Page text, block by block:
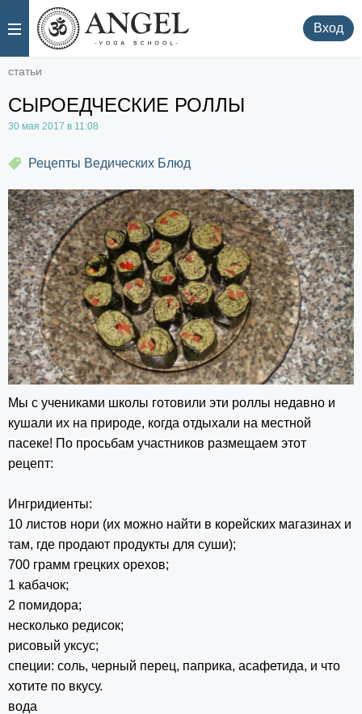
. Вход
статьи
СЫРОЕДЧЕСКИЕ РОЛЛЫ
30 мая 2017 в 11:08
Рецепты Ведических Блюд
Мы с учениками школы готовили эти роллы недавно и
кушали их на природе, когда отдыхали на местной
пасеке! По просьбам участников размещаем этот
рецепт:
Ингридиенты:
10 листов нори (их можно найти в корейских магазинах и
там, где продают продукты для суши);
700 грамм грецких орехов;
1 кабачок;
2 помидора;
несколько редисок;
рисовый уксус;
специи: соль, черный перец, паприка, асафетида, и что
хотите по вкусу.
вода